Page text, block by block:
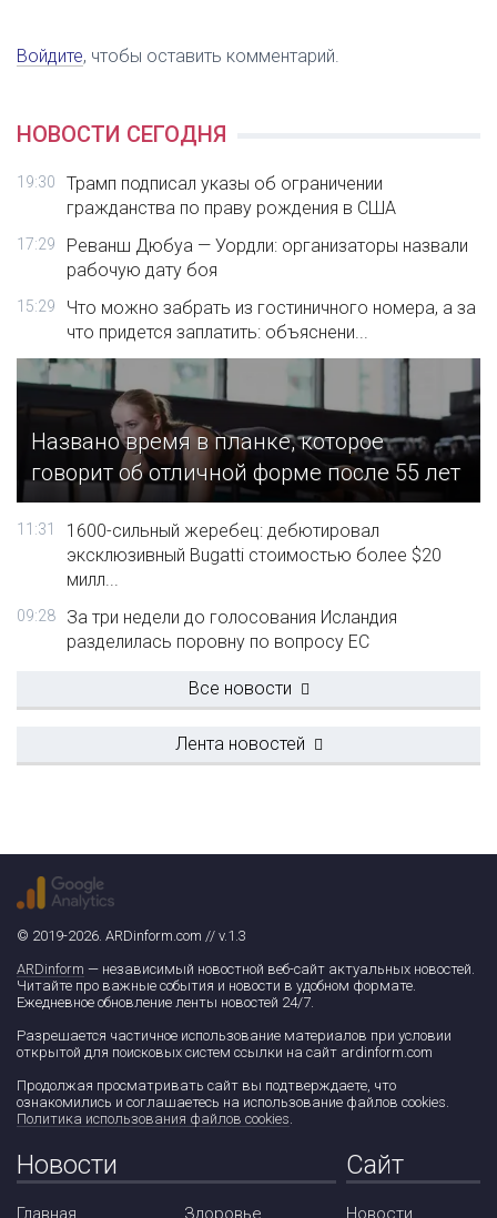
Войдите, чтобы оставить комментарий.
НОВОСТИ СЕГОДНЯ
19:30
Трамп подписал указы об ограничении
гражданства по праву рождения в США
17:29
Реванш Дюбуа — Уордли: организаторы назвали
рабочую дату боя
15:29
Что можно забрать из гостиничного номера, а за
что придется заплатить: объяснени...
Названо время в планке, которое
говорит об отличной форме после 55 лет
11:31
1600-сильный жеребец: дебютировал
эксклюзивный Bugatti стоимостью более $20
милл...
09:28
За три недели до голосования Исландия
разделилась поровну по вопросу ЕС
Все новости
Лента новостей
© 2019-2026. ARDinform.com // v.1.3
ARDinform — независимый новостной веб-сайт актуальных новостей.
Читайте про важные события и новости в удобном формате.
Ежедневное обновление ленты новостей 24/7.
Разрешается частичное использование материалов при условии
открытой для поисковых систем ссылки на сайт ardinform.com
Продолжая просматривать сайт вы подтверждаете, что
ознакомились и соглашаетесь на использование файлов cookies.
Политика использования файлов cookies.
Новости
Главная Здоровье
Сайт
Новости